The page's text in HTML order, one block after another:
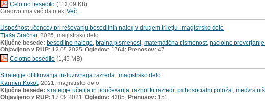
Celotno besedilo (113,09 KB)
Gradivo ima več datotek! Več...
Uspešnost učencev pri reševanju besedilnih nalog v drugem triletju : magistrsko delo
Tjaša Gračnar, 2025, magistrsko delo
Ključne besede: besedilne naloge bralna pismenost, matematična pismenost, naciolno preverjanje
Objavljeno v RUP: 12.05.2025; Ogledov: 1764; Prenosov: 47
Celotno besedilo (1,45 MB)
Strategije oblikovanja inkluzivnega razreda : magistrsko delo
Karmen Kokot, 2021, magistrsko delo
Ključne besede: strategije učenja in poučevanja raznoliki razredi psihosocialni položaj
Objavljeno v RUP: 17.09.2021; Ogledov: 4385; Prenosov: 151